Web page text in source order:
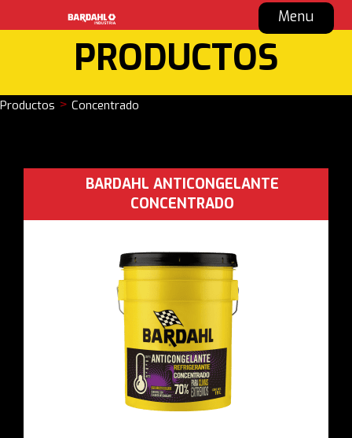
Menu
PRODUCTOS
Productos > Concentrado
BARDAHL ANTICONGELANTE
CONCENTRADO